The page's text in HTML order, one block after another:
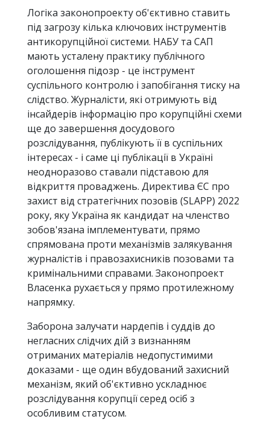
Логіка законопроекту об'єктивно ставить
під загрозу кілька ключових інструментів
антикорупційної системи. НАБУ та САП
мають усталену практику публічного
оголошення підозр - це інструмент
суспільного контролю і запобігання тиску на
слідство. Журналісти, які отримують від
інсайдерів інформацію про корупційні схеми
ще до завершення досудового
розслідування, публікують її в суспільних
інтересах - і саме ці публікації в Україні
неодноразово ставали підставою для
відкриття проваджень. Директива ЄС про
захист від стратегічних позовів (SLAPP) 2022
року, яку Україна як кандидат на членство
зобов'язана імплементувати, прямо
спрямована проти механізмів залякування
журналістів і правозахисників позовами та
кримінальними справами. Законопроект
Власенка рухається у прямо протилежному
напрямку.
Заборона залучати нардепів і суддів до
негласних слідчих дій з визнанням
отриманих матеріалів недопустимими
доказами - ще один вбудований захисний
механізм, який об'єктивно ускладнює
розслідування корупції серед осіб з
особливим статусом.